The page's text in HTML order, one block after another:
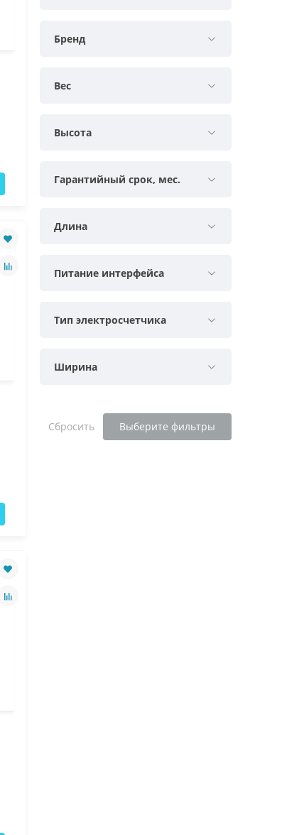
Бренд
Вес
Высота
Гарантийный срок, мес.
Длина
Питание интерфейса
Тип электросчетчика
Ширина
Сбросить Выберите фильтры